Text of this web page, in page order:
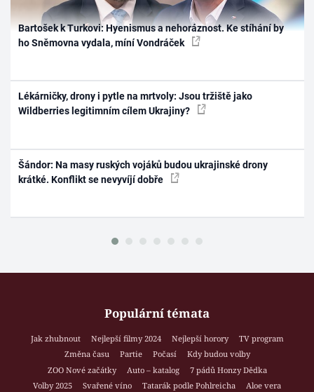
Bartošek k Turkovi: Hyenismus a nehoráznost. Ke stíhání by
ho Sněmovna vydala, míní Vondráček
Lékárničky, drony i pytle na mrtvoly: Jsou tržiště jako
Wildberries legitimním cílem Ukrajiny?
Šándor: Na masy ruských vojáků budou ukrajinské drony
krátké. Konflikt se nevyvíjí dobře
Populární témata
Jak zhubnout Nejlepší filmy 2024 Nejlepší horory
TV program
Změna času
Partie Počasí
Kdy budou volby
ZOO Nové začátky
Auto – katalog
7 pádů Honzy Dědka
Volby 2025
Svařené víno Tatarák podle Pohlreicha
Aloe vera